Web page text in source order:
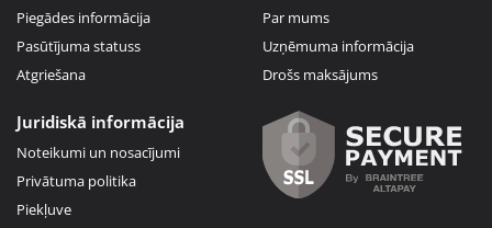
Piegādes informācija
Pasūtījuma statuss
Atgriešana
Par mums
Uzņēmuma informācija
Drošs maksājums
Juridiskā informācija
Noteikumi un nosacījumi
Privātuma politika
Piekļuve